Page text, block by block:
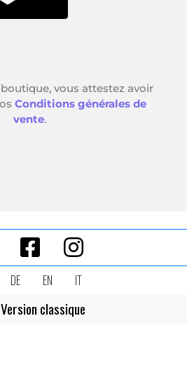
DE EN IT
Version classique